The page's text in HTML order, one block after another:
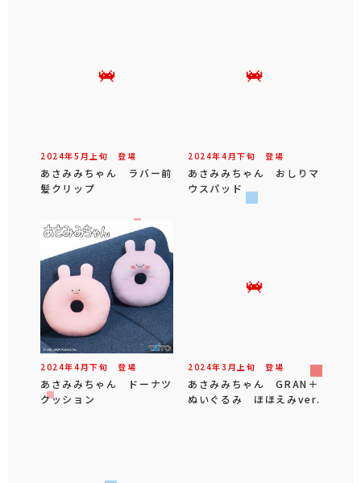
2024年5 月 上旬 登場
あさみみちゃん ラバー前
髪クリップ
2024年4 月下旬 登場
あさみみちゃん おしりマ
ウスパッド
2024年4 月下旬 登場
あさみみちゃん ドーナツ
クッション
2024年3 月 上旬 登場
あさみみちゃん GRAN＋
ぬいぐるみ ほほえみver.